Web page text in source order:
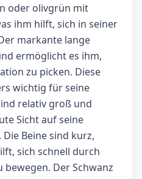
oder olivgrün mit
ihm hilft, sich in seiner
markante lange
ermöglicht es ihm,
zu picken. Diese
wichtig für seine
relativ groß und
Sicht auf seine
Beine sind kurz,
sich schnell durch
Der Schwanz